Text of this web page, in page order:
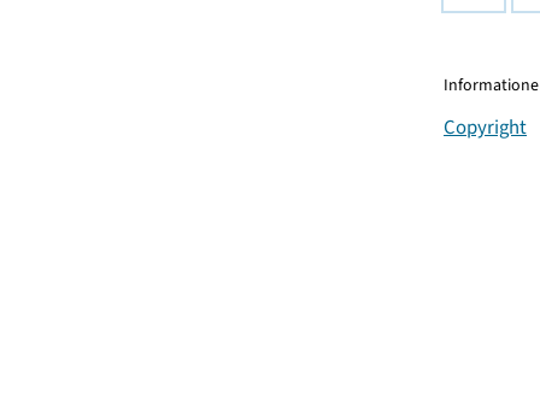
Copyright